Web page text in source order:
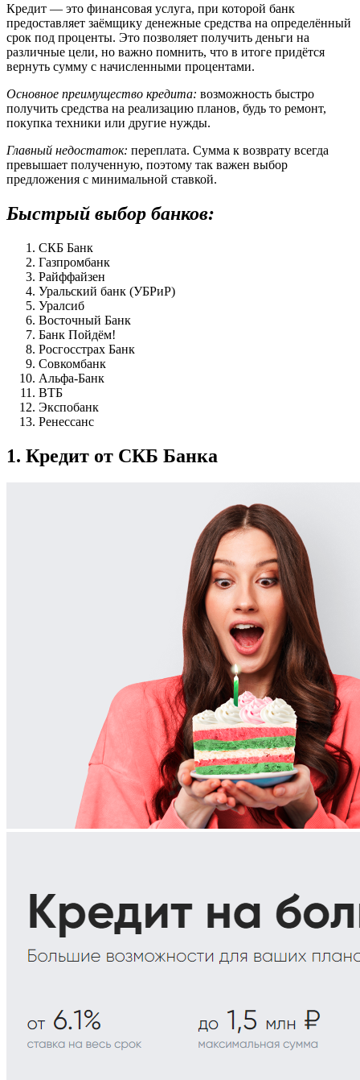
Кредит — это финансовая услуга, при которой банк
предоставляет заёмщику денежные средства на определённый
срок под проценты. Это позволяет получить деньги на
различные цели, но важно помнить, что в итоге придётся
вернуть сумму с начисленными процентами.
Основное преимущество кредита: возможность быстро
получить средства на реализацию планов, будь то ремонт,
покупка техники или другие нужды.
Главный недостаток: переплата. Сумма к возврату всегда
превышает полученную, поэтому так важен выбор
предложения с минимальной ставкой.
Быстрый выбор банков:
СКБ Банк
Газпромбанк
Райффайзен
Уральский банк (УБРиР)
Уралсиб
Восточный Банк
Банк Пойдём!
Росгосстрах Банк
Совкомбанк
Альфа-Банк
ВТБ
Экспобанк
Ренессанс
1. Кредит от СКБ Банка